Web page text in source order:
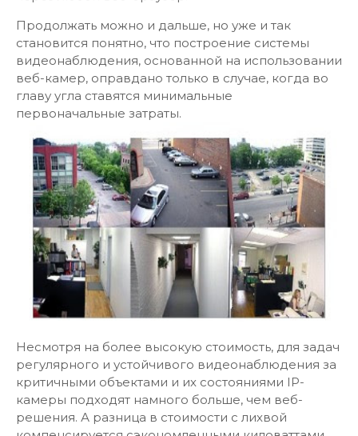
Продолжать можно и дальше, но уже и так
становится понятно, что построение системы
видеонаблюдения, основанной на использовании
веб-камер, оправдано только в случае, когда во
главу угла ставятся минимальные
первоначальные затраты.
Несмотря на более высокую стоимость, для задач
регулярного и устойчивого видеонаблюдения за
критичными объектами и их состояниями IP-
камеры подходят намного больше, чем веб-
решения. А разница в стоимости с лихвой